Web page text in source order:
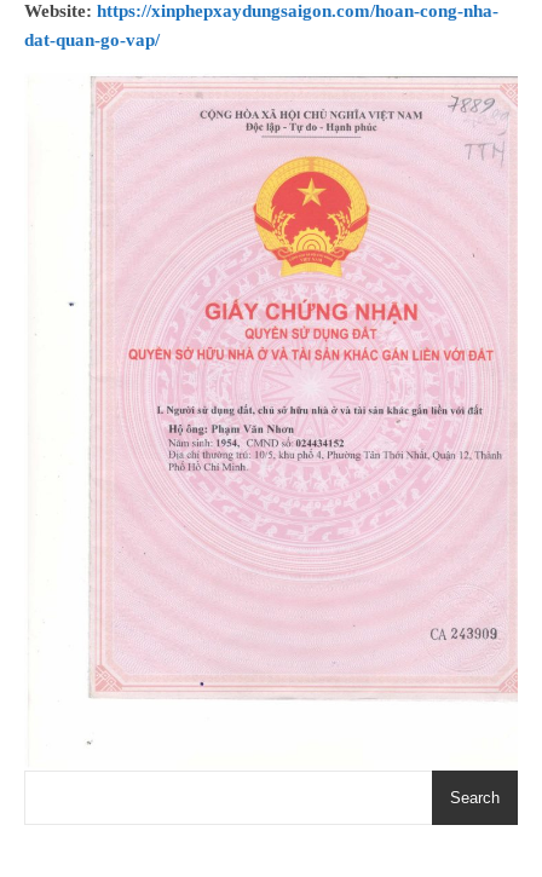
Website: https://xinphepxaydungsaigon.com/hoan-cong-nha-
dat-quan-go-vap/
Search